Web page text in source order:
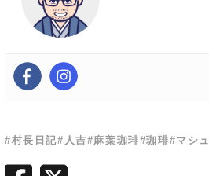
#村長日記#人吉#麻葉珈琲#珈琲#マシ